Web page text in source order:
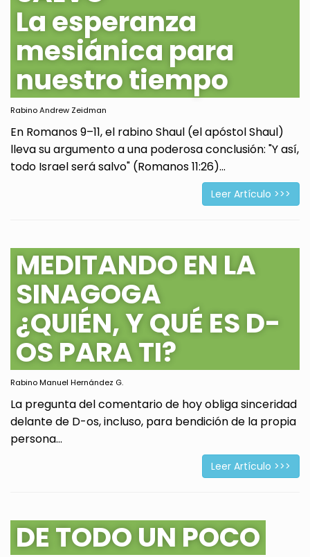
La esperanza
mesiánica para
nuestro tiempo
Rabino Andrew Zeidman
En Romanos 9–11, el rabino Shaul (el apóstol Shaul)
lleva su argumento a una poderosa conclusión: "Y así,
todo Israel será salvo" (Romanos 11:26)...
Leer Artículo >>>
MEDITANDO EN LA
SINAGOGA
¿QUIÉN, Y QUÉ ES D-
OS PARA TI?
Rabino Manuel Hernández G.
La pregunta del comentario de hoy obliga sinceridad
delante de D-os, incluso, para bendición de la propia
persona...
Leer Artículo >>>
DE TODO UN POCO